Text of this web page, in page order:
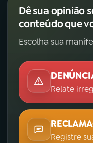
Dê sua opinião
conteúdo que
Escolha sua
Relate
Registre